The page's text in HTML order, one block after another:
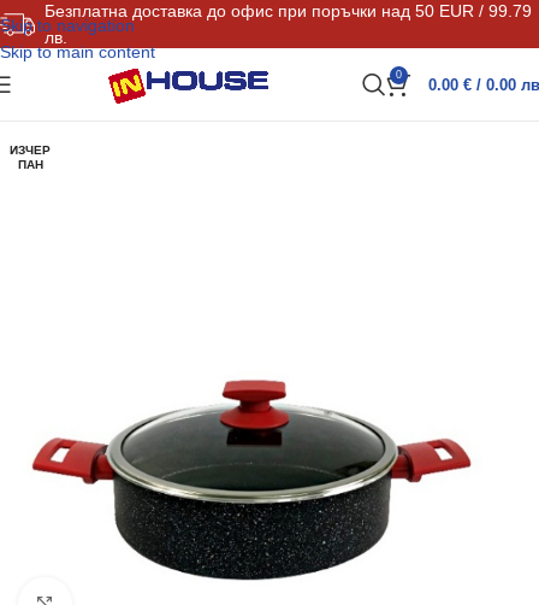
Безплатна доставка до офис при поръчки над 50 EUR / 99.79
лв.
Skip to navigation
Skip to main content
0
0.00 € / 0.00
ИЗЧЕР
ПАН